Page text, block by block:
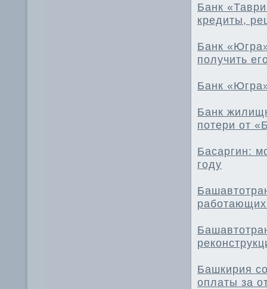
Банк
кредиты,
Банк
получить
Банк
Банк
потери от
Басаргин:
году
Башкирия
оплаты за